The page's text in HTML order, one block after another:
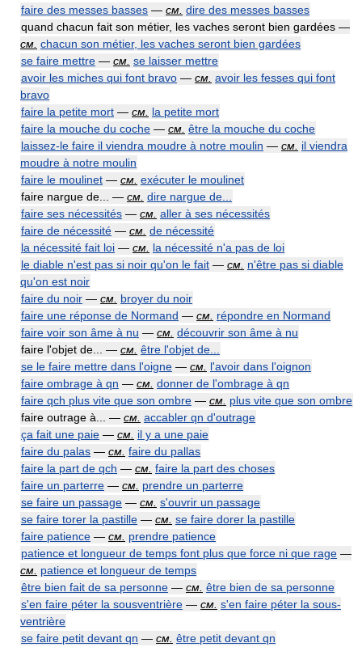
faire des messes basses — см. dire des messes basses
quand chacun fait son métier, les vaches seront bien gardées —
см. chacun son métier, les vaches seront bien gardées
se faire mettre — см. se laisser mettre
avoir les miches qui font bravo — см. avoir les fesses qui font
bravo
faire la petite mort — см. la petite mort
faire la mouche du coche — см. être la mouche du coche
laissez-le faire il viendra moudre à notre moulin — см. il viendra
moudre à notre moulin
faire le moulinet — см. exécuter le moulinet
faire nargue de... — см. dire nargue de...
faire ses nécessités — см. aller à ses nécessités
faire de nécessité — см. de nécessité
la nécessité fait loi — см. la nécessité n'a pas de loi
le diable n'est pas si noir qu'on le fait — см. n'être pas si diable
qu'on est noir
faire du noir — см. broyer du noir
faire une réponse de Normand — см. répondre en Normand
faire voir son âme à nu — см. découvrir son âme à nu
faire l'objet de... — см. être l'objet de...
se le faire mettre dans l'oigne — см. l'avoir dans l'oignon
faire ombrage à qn — см. donner de l'ombrage à qn
faire qch plus vite que son ombre — см. plus vite que son ombre
faire outrage à... — см. accabler qn d'outrage
ça fait une paie — см. il y a une paie
faire du palas — см. faire du pallas
faire la part de qch — см. faire la part des choses
faire un parterre — см. prendre un parterre
se faire un passage — см. s'ouvrir un passage
se faire torer la pastille — см. se faire dorer la pastille
faire patience — см. prendre patience
patience et longueur de temps font plus que force ni que rage —
см. patience et longueur de temps
être bien fait de sa personne — см. être bien de sa personne
s'en faire péter la sousventrière — см. s'en faire péter la sous-
ventrière
se faire petit devant qn — см. être petit devant qn